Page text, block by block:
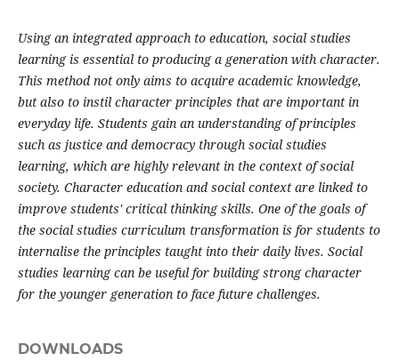
Using an integrated approach to education, social studies
learning is essential to producing a generation with character.
This method not only aims to acquire academic knowledge,
but also to instil character principles that are important in
everyday life. Students gain an understanding of principles
such as justice and democracy through social studies
learning, which are highly relevant in the context of social
society. Character education and social context are linked to
improve students' critical thinking skills. One of the goals of
the social studies curriculum transformation is for students to
internalise the principles taught into their daily lives. Social
studies learning can be useful for building strong character
for the younger generation to face future challenges.
DOWNLOADS